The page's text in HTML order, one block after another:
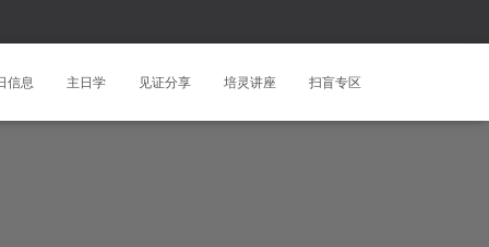
信息 主日学 见证分享 培灵讲座 扫盲专区